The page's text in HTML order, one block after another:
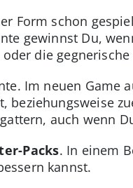
Form schon
gewinnst Du,
die
Im neuen Game
beziehungsweise
auch wenn
Packs. In einem
kannst.